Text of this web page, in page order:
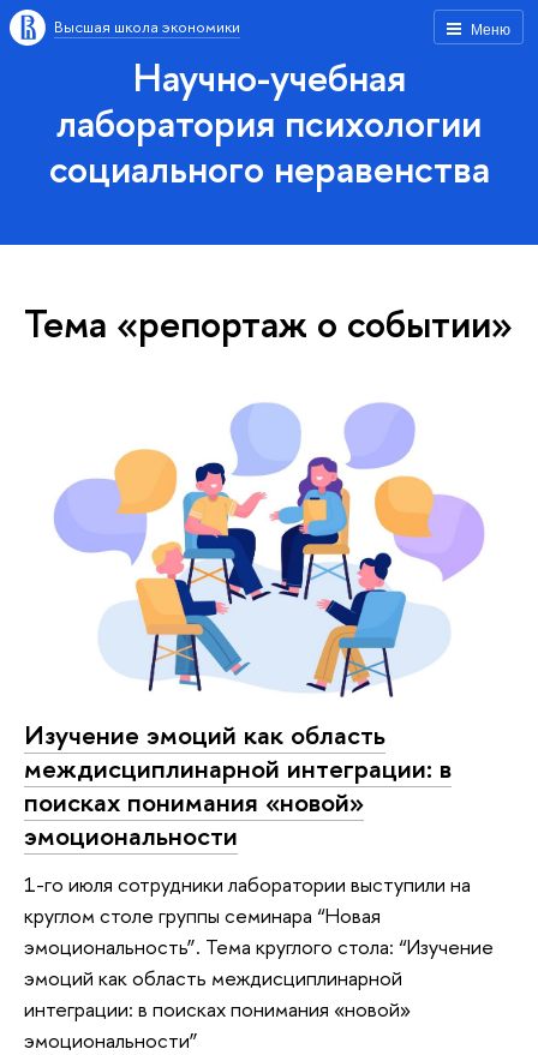
Меню
Высшая школа экономики
Научно-учебная
лаборатория психологии
социального неравенства
Тема «репортаж о событии»
Изучение эмоций как область
междисциплинарной интеграции: в
поисках понимания «новой»
эмоциональности
1-го июля сотрудники лаборатории выступили на
круглом столе группы семинара “Новая
эмоциональность”. Тема круглого стола: “Изучение
эмоций как область междисциплинарной
интеграции: в поисках понимания «новой»
эмоциональности”